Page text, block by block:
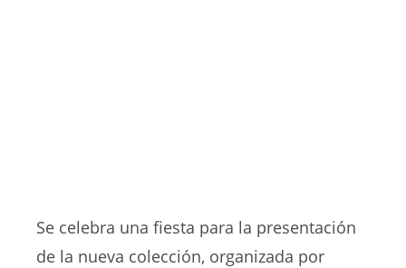
Se celebra una fiesta para la presentación
de la nueva colección, organizada por